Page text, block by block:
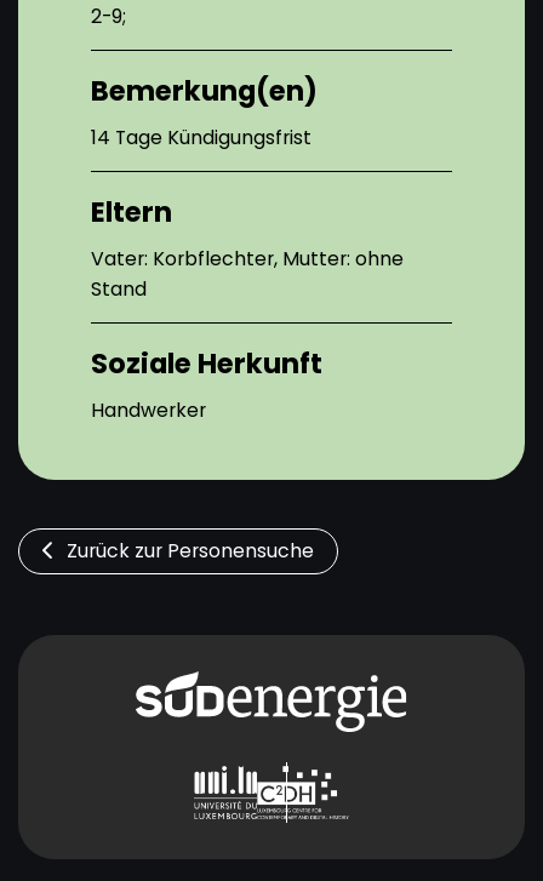
2-9;
Bemerkung(en)
14 Tage Kündigungsfrist
Eltern
Vater: Korbflechter, Mutter: ohne
Stand
Soziale Herkunft
Handwerker
Zurück zur Personensuche